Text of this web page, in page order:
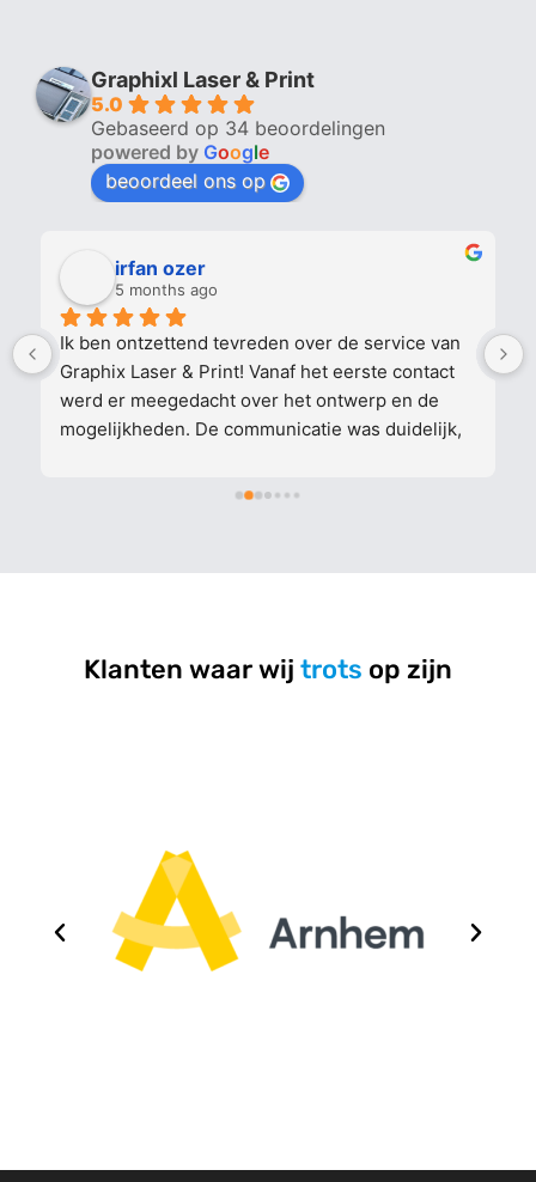
Graphixl Laser & Print
5.0
Gebaseerd op 34 beoordelingen
powered by Google
beoordeel ons op
irfan ozer
5 months ago
Ik ben ontzettend tevreden over de service van
Graphix Laser & Print! Vanaf het eerste contact
werd er meegedacht over het ontwerp en de
mogelijkheden. De communicatie was duidelijk,
precies zoals afgesproken. Daarnaast verzorgt
bestickering zit strak, professioneel afgewerkt
en geeft onze bussen een representatieve
beste resultaat.
Absoluut een aanrader voor iedereen die op
zoek is naar professioneel print-, laserwerk én
voertuigbestickering. Wij komen hier zeker
Klanten waar wij trots op zijn